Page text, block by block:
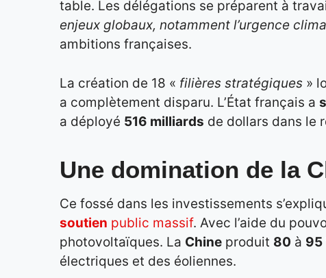
table. Les délégations se préparent à
enjeux globaux, notamment l’urgence
ambitions françaises.
La création de 18 « filières stratégiques »
a complètement disparu. L’État français a
a déployé 516 milliards de dollars dans le
Une domination de la
Ce fossé dans les investissements
soutien public massif. Avec l’aide du
photovoltaïques. La Chine produit 80 à 95
électriques et des éoliennes.